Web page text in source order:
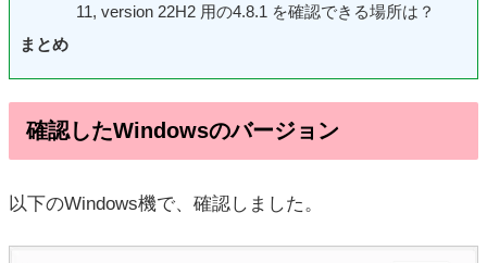
11, version 22H2 用の4.8.1 を確認できる場所は？
まとめ
確認したWindowsのバージョン
以下のWindows機で、確認しました。